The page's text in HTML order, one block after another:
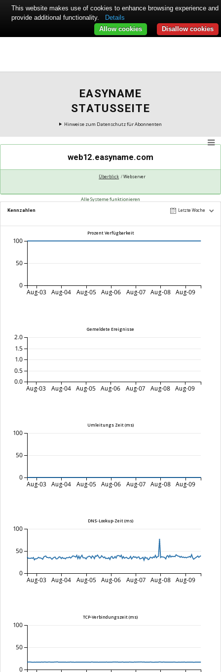
EASYNAME
STATUSSEITE
Hinweise zum Datenschutz für Abonnenten
web12.easyname.com
Überblick Webserver
Alle Systeme funktionieren
Kennzahlen Letzte Woche
Prozent Verfügbarkeit
Aug-03 Aug-04 Aug-05 Aug-06 Aug-07 Aug-08 Aug-09
0
50
100
Gemeldete Ereignisse
Aug-03 Aug-04 Aug-05 Aug-06 Aug-07 Aug-08 Aug-09
0.0
0.5
1.0
1.5
2.0
Umleitungs Zeit (ms)
Aug-03 Aug-04 Aug-05 Aug-06 Aug-07 Aug-08 Aug-09
0
50
100
DNS-Lookup-Zeit (ms)
Aug-03 Aug-04 Aug-05 Aug-06 Aug-07 Aug-08 Aug-09
0
50
100
TCP-Verbindungszeit (ms)
0
50
100
This website makes use of cookies to enhance browsing experience and
provide additional functionality.
Details
Disallow cookies
Allow cookies